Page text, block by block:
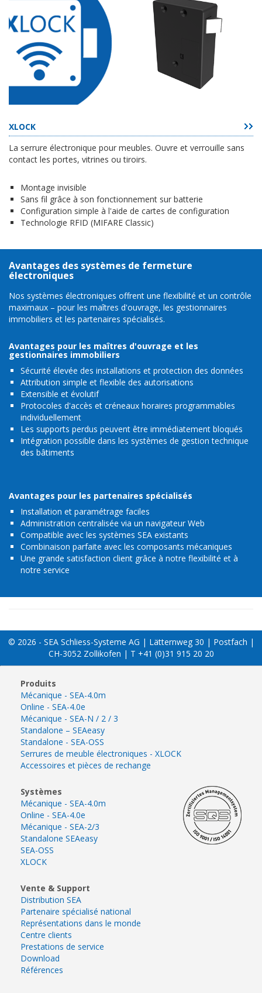
XLOCK
La serrure électronique pour meubles. Ouvre et verrouille sans
contact les portes, vitrines ou tiroirs.
Montage invisible
Sans fil grâce à son fonctionnement sur batterie
Configuration simple à l'aide de cartes de configuration
Technologie RFID (MIFARE Classic)
Avantages des systèmes de fermeture
électroniques
Nos systèmes électroniques offrent une flexibilité et un contrôle
maximaux – pour les maîtres d'ouvrage, les gestionnaires
immobiliers et les partenaires spécialisés.
Avantages pour les maîtres d'ouvrage et les
gestionnaires immobiliers
Sécurité élevée des installations et protection des données
Attribution simple et flexible des autorisations
Extensible et évolutif
Protocoles d'accès et créneaux horaires programmables
individuellement
Les supports perdus peuvent être immédiatement bloqués
Intégration possible dans les systèmes de gestion technique
des bâtiments
Avantages pour les partenaires spécialisés
Installation et paramétrage faciles
Administration centralisée via un navigateur Web
Compatible avec les systèmes SEA existants
Combinaison parfaite avec les composants mécaniques
Une grande satisfaction client grâce à notre flexibilité et à
notre service
© 2026 - SEA Schliess-Systeme AG | Lätternweg 30 | Postfach |
CH-3052 Zollikofen | T +41 (0)31 915 20 20
Produits
Mécanique - SEA-4.0m
Online - SEA-4.0e
Mécanique - SEA-N / 2 / 3
Standalone – SEAeasy
Standalone - SEA-OSS
Serrures de meuble électroniques - XLOCK
Accessoires et pièces de rechange
Systèmes
Mécanique - SEA-4.0m
Online - SEA-4.0e
Mécanique - SEA-2/3
Standalone SEAeasy
SEA-OSS
XLOCK
Vente & Support
Distribution SEA
Partenaire spécialisé national
Représentations dans le monde
Centre clients
Prestations de service
Download
Références